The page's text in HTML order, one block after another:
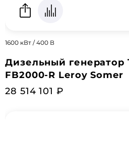
1600 кВт / 400 В
Дизельный генератор
FB2000-R Leroy Somer
28 514 101 ₽